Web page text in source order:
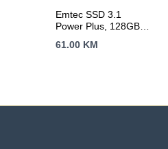
Emtec SSD 3.1
Power Plus, 128GB
61.00 KM